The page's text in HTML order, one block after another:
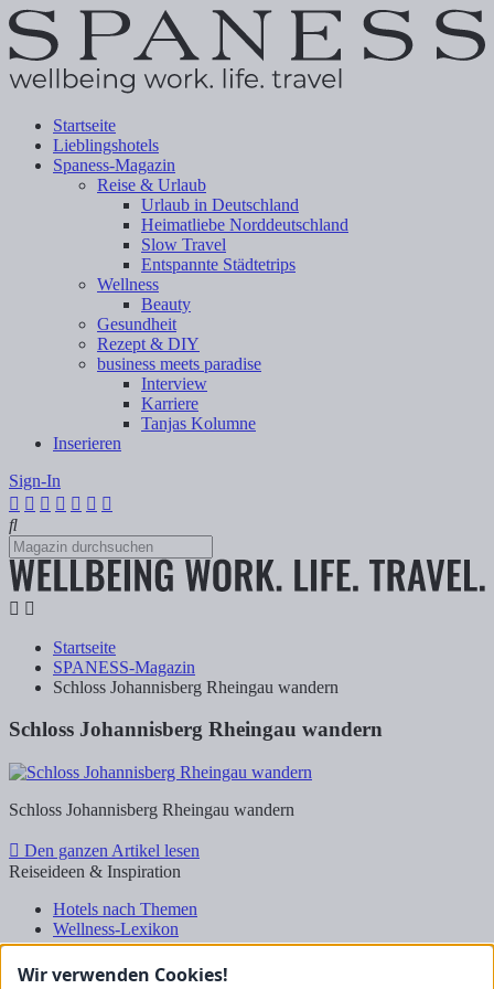
Startseite
Lieblingshotels
Spaness-Magazin
Reise & Urlaub
Urlaub in Deutschland
Heimatliebe Norddeutschland
Slow Travel
Entspannte Städtetrips
Wellness
Beauty
Gesundheit
Rezept & DIY
business meets paradise
Interview
Karriere
Tanjas Kolumne
Inserieren
Sign-In
Startseite
SPANESS-Magazin
Schloss Johannisberg Rheingau wandern
Schloss Johannisberg Rheingau wandern
Schloss Johannisberg Rheingau wandern
Den ganzen Artikel lesen
Reiseideen & Inspiration
Hotels nach Themen
Wellness-Lexikon
Business-Lexikon
Urlaubsregionen in Deutschland
Wir verwenden Cookies!